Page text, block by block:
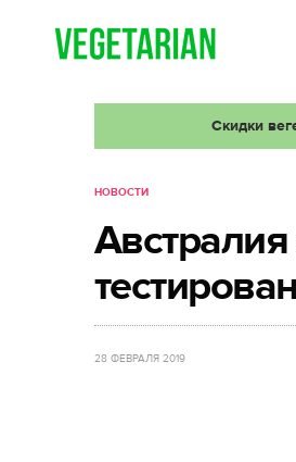
Скидки
НОВОСТИ
28 ФЕВРАЛЯ 2019